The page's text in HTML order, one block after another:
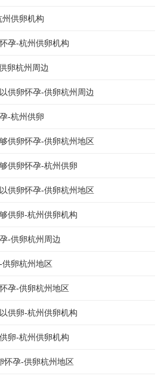
供卵机构
孕-杭州供卵机构
卵杭州周边
供卵怀孕-供卵杭州周边
-杭州供卵
供卵怀孕-供卵杭州地区
供卵怀孕-杭州供卵
供卵怀孕-供卵杭州地区
供卵-杭州供卵机构
-供卵杭州周边
卵杭州地区
孕-供卵杭州地区
供卵-杭州供卵机构
卵-杭州供卵机构
怀孕-供卵杭州地区